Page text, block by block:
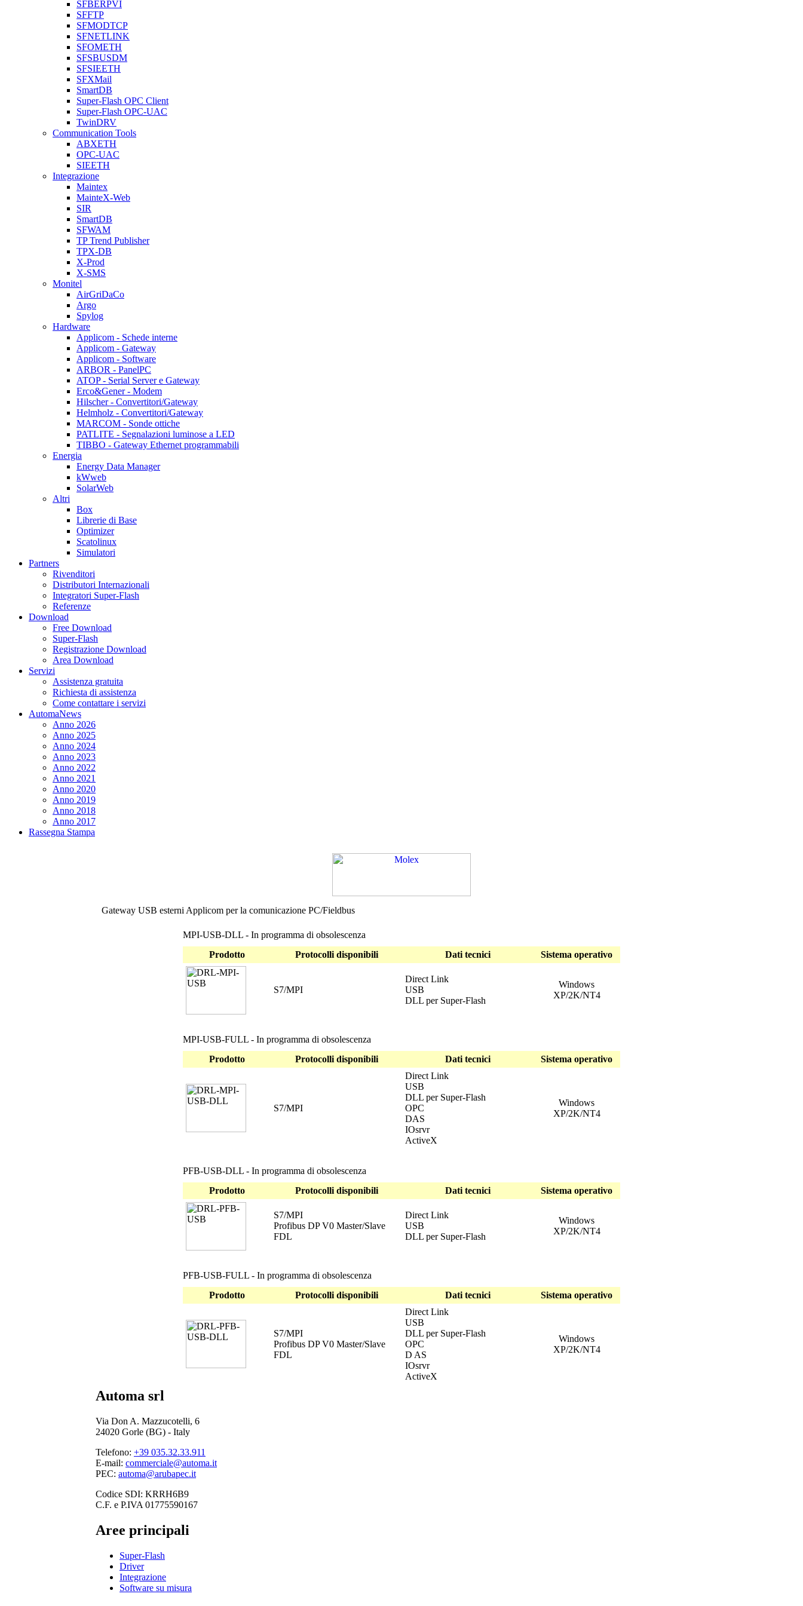
SFBERPVI
SFFTP
SFMODTCP
SFNETLINK
SFOMETH
SFSBUSDM
SFSIEETH
SFXMail
SmartDB
Super-Flash OPC Client
Super-Flash OPC-UAC
TwinDRV
Communication Tools
ABXETH
OPC-UAC
SIEETH
Integrazione
Maintex
MainteX-Web
SIR
SmartDB
SFWAM
TP Trend Publisher
TPX-DB
X-Prod
X-SMS
Monitel
AirGriDaCo
Argo
Spylog
Hardware
Applicom - Schede interne
Applicom - Gateway
Applicom - Software
ARBOR - PanelPC
ATOP - Serial Server e Gateway
Erco&Gener - Modem
Hilscher - Convertitori/Gateway
Helmholz - Convertitori/Gateway
MARCOM - Sonde ottiche
PATLITE - Segnalazioni luminose a LED
TIBBO - Gateway Ethernet programmabili
Energia
Energy Data Manager
kWweb
SolarWeb
Altri
Box
Librerie di Base
Optimizer
Scatolinux
Simulatori
Partners
Rivenditori
Distributori Internazionali
Integratori Super-Flash
Referenze
Download
Free Download
Super-Flash
Registrazione Download
Area Download
Servizi
Assistenza gratuita
Richiesta di assistenza
Come contattare i servizi
AutomaNews
Anno 2026
Anno 2025
Anno 2024
Anno 2023
Anno 2022
Anno 2021
Anno 2020
Anno 2019
Anno 2018
Anno 2017
Rassegna Stampa
Gateway USB esterni Applicom per la comunicazione PC/Fieldbus
MPI-USB-DLL - In programma di obsolescenza
Prodotto
Protocolli disponibili Dati tecnici Sistema operativo
S7/MPI
Direct Link
USB
DLL per Super-Flash
Windows
XP/2K/NT4
MPI-USB-FULL - In programma di obsolescenza
Prodotto
Protocolli disponibili Dati tecnici Sistema operativo
S7/MPI
Direct Link
USB
DLL per Super-Flash
OPC
DAS
IOsrvr
ActiveX
Windows
XP/2K/NT4
PFB-USB-DLL - In programma di obsolescenza
Prodotto
Protocolli disponibili Dati tecnici Sistema operativo
S7/MPI
Profibus DP V0 Master/Slave
FDL
Direct Link
USB
DLL per Super-Flash
Windows
XP/2K/NT4
PFB-USB-FULL - In programma di obsolescenza
Prodotto
Protocolli disponibili Dati tecnici Sistema operativo
S7/MPI
Profibus DP V0 Master/Slave
FDL
Direct Link
USB
DLL per Super-Flash
OPC
D AS
IOsrvr
ActiveX
Windows
XP/2K/NT4
Automa srl
Via Don A. Mazzucotelli, 6
24020 Gorle (BG) - Italy
Telefono: +39 035.32.33.911
E-mail: commerciale@automa.it
PEC: automa@arubapec.it
Codice SDI: KRRH6B9
C.F. e P.IVA 01775590167
Aree principali
Super-Flash
Driver
Integrazione
Software su misura